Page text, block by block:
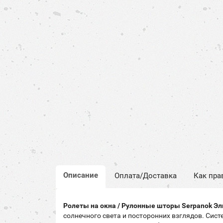
Описание Оплата/Доставка Как
Ролеты на окна / Рулонные шторы Serpanok
солнечного света и посторонних взглядов.